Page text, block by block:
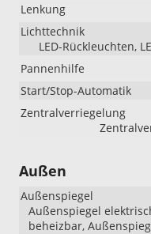
Lenkung
Lichttechnik
LED-Rückleuchten,
Pannenhilfe
Start/Stop-Automatik
Zentralverriegelung
Außen
Außenspiegel
Außenspiegel
beheizbar,